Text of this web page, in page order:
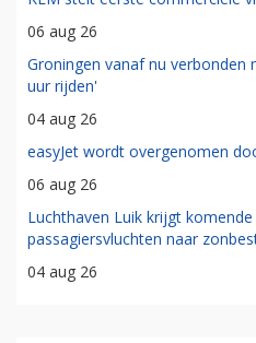
06 aug 26
Groningen vanaf nu verbonden
uur rijden'
04 aug 26
easyJet wordt overgenomen
06 aug 26
Luchthaven Luik krijgt
passagiersvluchten naar
04 aug 26